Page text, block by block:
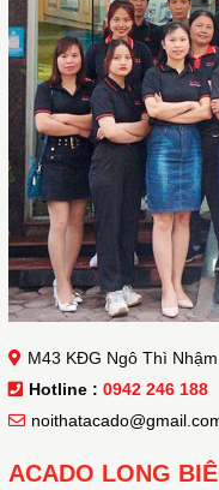
M43 KĐG Ngô Thì
Hotline : 0942 246 188
ACADO LONG